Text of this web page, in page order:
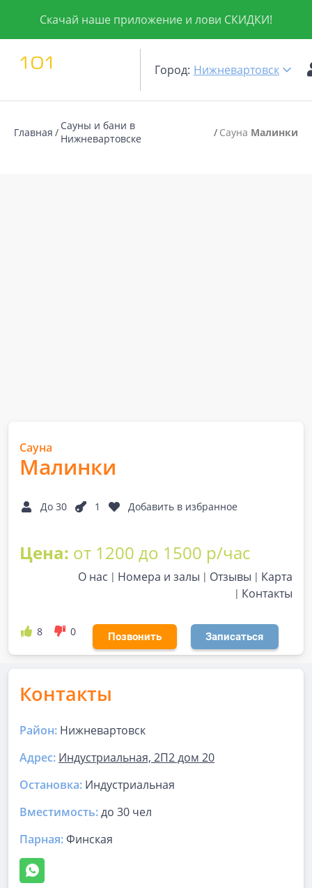
Скачай наше приложение и лови СКИДКИ!
Город: Нижневартовск
Главная
Сауны и бани в
Нижневартовске
Сауна Малинки
Сауна
Малинки
До 30 1 Добавить в избранное
Цена: от 1200 до 1500 р/час
О нас Номера и залы Отзывы
Карта
Контакты
8 0 Позвонить Записаться
Контакты
Район: Нижневартовск
Адрес: Индустриальная, 2П2 дом 20
Остановка: Индустриальная
Вместимость:до 30 чел
Парная:Финская